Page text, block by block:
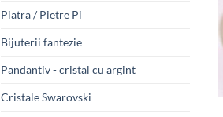
Piatra / Pietre Pi
Bijuterii fantezie
Pandantiv - cristal cu argint
Cristale Swarovski